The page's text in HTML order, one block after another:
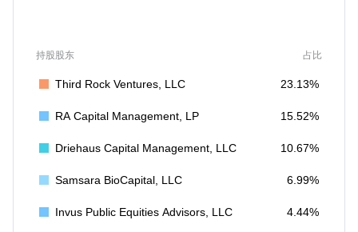
持股股东 占比
Third Rock Ventures, LLC 23.13%
RA Capital Management, LP 15.52%
Driehaus Capital Management, LLC 10.67%
Samsara BioCapital, LLC 6.99%
Invus Public Equities Advisors, LLC 4.44%